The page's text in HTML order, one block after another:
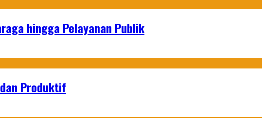
hingga Pelayanan Publik
Produktif